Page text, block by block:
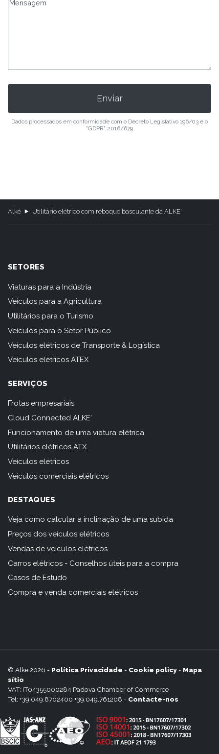
Dados processados em conformidade com o Decreto Legislativo 196/03 e o
"GDPR" 2016/679
Alkè Utilitário elétrico com reboque basculante da ALKE'
SETORES
Viaturas para a Indústria
Veículos para a Agricultura
Utilitários para o Turismo
Veículos para o Setor Público
Veículos elétricos de Transporte & Logística
Veículos elétricos ATEX
SERVIÇOS
Frotas empresariais
Cloud Connected ALKE'
Funcionamento de uma viatura elétrica
Utilitários elétricos ATX
Veículos elétricos
Veículos comerciais elétricos
DESTAQUES
Veja como calcular a inclinação de uma subida
Preços dos veículos elétricos
Vendas de veículos elétricos
Carros elétricos - Conselhos úteis para a compra
Casos de Estudo
Compra e venda comerciais elétricos
© Alke 2026 - Política Privacidade - Cookie policy- Mapa
sítio
VAT: IT04355000284 Padova Chamber of Commerce
Tel: +39.049.8702400 +39.049.761208 - Contacte-nos